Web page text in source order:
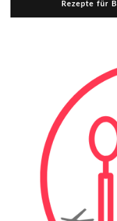
Rezepte für